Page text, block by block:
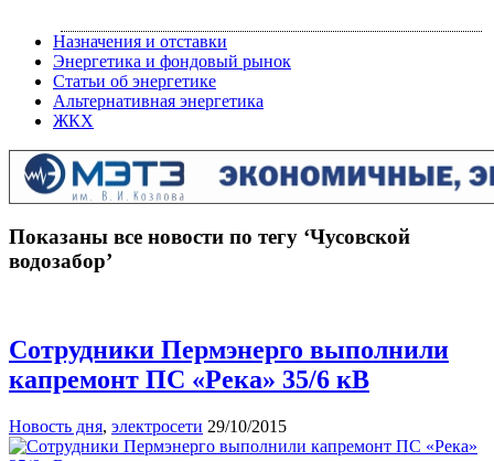
Назначения и отставки
Энергетика и фондовый рынок
Статьи об энергетике
Альтернативная энергетика
ЖКХ
Показаны все новости по тегу ‘Чусовской
водозабор’
Сотрудники Пермэнерго выполнили
капремонт ПС «Река» 35/6 кВ
Новость дня, электросети 29/10/2015